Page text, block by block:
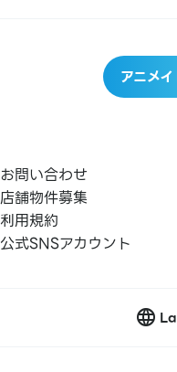
アニメ
お問い合わせ
店舗物件募集
利用規約
公式SNSアカウント